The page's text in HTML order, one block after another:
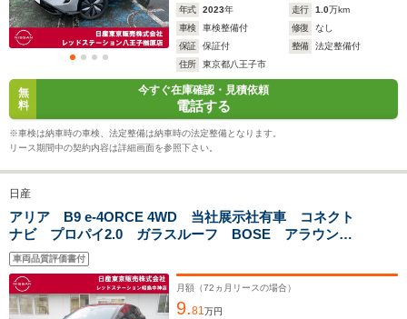
WLTCモード
燃費
駆動方式 FF、4WD
-
FF、4WD
年式
2023年 走行 1.0万km
車検
車検整備付 修復
なし
保証
保証付 整備
法定整備付
住所
東京都八王子市
無
料
今すぐ在庫確認・見積依頼
電話する
※車検は納車時の車検、法定整備は納車時の法定整備となります。
リース期間中の契約内容は詳細画面を参照下さい。
日産
アリア B9 e-4ORCE 4WD 当社展示社有車 コネクト
ナビ プロパイ2.0 ガラスルーフ BOSE アラウンド
ビューモニター
車両品質評価書付
月額（72 ヵ月リースの場合）
9.81万円